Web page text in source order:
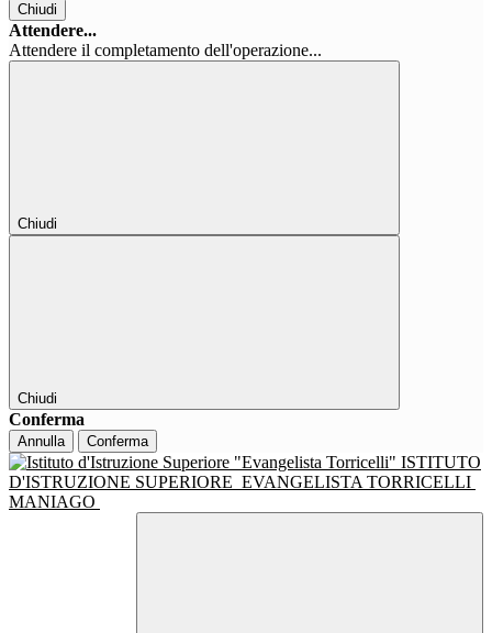
Chiudi
Attendere...
Attendere il completamento dell'operazione...
Chiudi
Chiudi
Conferma
Annulla Conferma
ISTITUTO
D'ISTRUZIONE SUPERIORE EVANGELISTA TORRICELLI
MANIAGO